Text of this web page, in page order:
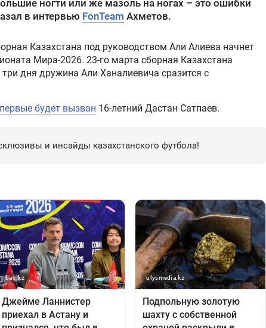
ногти или же мазоль на ногах – это ошибки
в интервью FonTeam Ахметов.
Казахстана под руководством Али Алиева начнет
Мира-2026. 23-го марта сборная Казахстана
дня дружина Али Ханалиевича сразится с
будет вызван 16-летний Дастан Сатпаев.
и инсайды казахстанского футбола!